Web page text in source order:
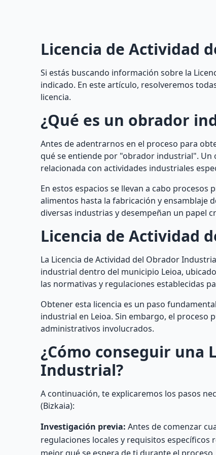
Licencia de Actividad
Si estás buscando información sobre la
indicado. En este artículo, resolveremos
licencia.
¿Qué es un obrador
Antes de adentrarnos en el proceso para
qué se entiende por "obrador industrial".
relacionada con actividades industriales
En estos espacios se llevan a cabo
alimentos hasta la fabricación y ensamblaje
diversas industrias y desempeñan un papel
Licencia de Actividad
La Licencia de Actividad del Obrador
industrial dentro del municipio Leioa,
las normativas y regulaciones establecidas
Obtener esta licencia es un paso
industrial en Leioa. Sin embargo, el proceso
administrativos involucrados.
¿Cómo conseguir una
Industrial?
A continuación, te explicaremos los pasos
(Bizkaia):
Investigación previa: Antes de comenzar
regulaciones locales y requisitos